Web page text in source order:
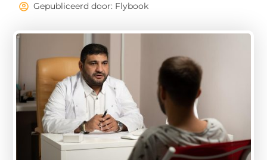
Gepubliceerd door: Flybook